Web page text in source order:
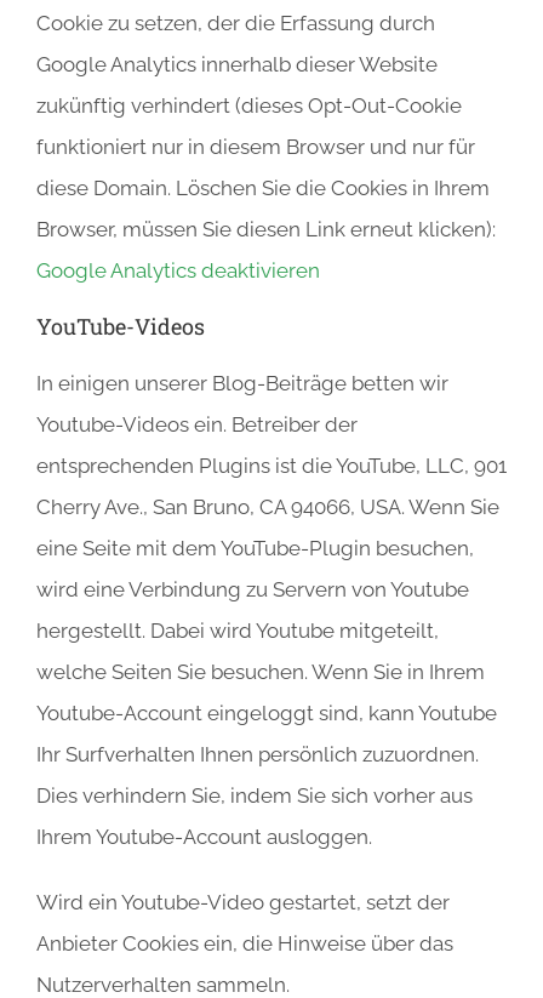
Cookie zu setzen, der die Erfassung durch
Google Analytics innerhalb dieser Website
zukünftig verhindert (dieses Opt-Out-Cookie
funktioniert nur in diesem Browser und nur für
diese Domain. Löschen Sie die Cookies in Ihrem
Browser, müssen Sie diesen Link erneut klicken):
Google Analytics deaktivieren
YouTube-Videos
In einigen unserer Blog-Beiträge betten wir
Youtube-Videos ein. Betreiber der
entsprechenden Plugins ist die YouTube, LLC, 901
Cherry Ave., San Bruno, CA 94066, USA. Wenn Sie
eine Seite mit dem YouTube-Plugin besuchen,
wird eine Verbindung zu Servern von Youtube
hergestellt. Dabei wird Youtube mitgeteilt,
welche Seiten Sie besuchen. Wenn Sie in Ihrem
Youtube-Account eingeloggt sind, kann Youtube
Ihr Surfverhalten Ihnen persönlich zuzuordnen.
Dies verhindern Sie, indem Sie sich vorher aus
Ihrem Youtube-Account ausloggen.
Wird ein Youtube-Video gestartet, setzt der
Anbieter Cookies ein, die Hinweise über das
Nutzerverhalten sammeln.